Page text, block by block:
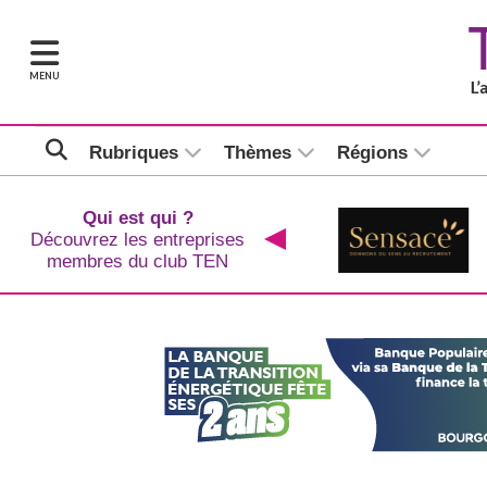
MENU
Rubriques Thèmes Régions
Qui est qui ?
Découvrez les entreprises
membres du club TEN